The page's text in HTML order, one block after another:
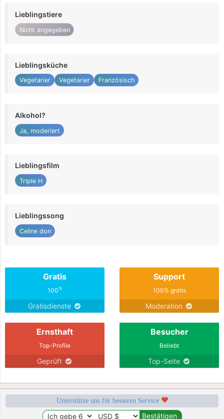
Lieblingstiere
Nicht angegeben
Lieblingsküche
Vegetarier Vegetarier Französisch
Alkohol?
Ja, moderiert
Lieblingsfilm
Triple H
Lieblingssong
Celine don
Gratis
100%
Gratisdienste
Support
100% gratis
Moderation
Ernsthaft
Top-Profile
Geprüft
Besucher
Beliebt
Top-Seite
Unterstütze uns für besseren Service